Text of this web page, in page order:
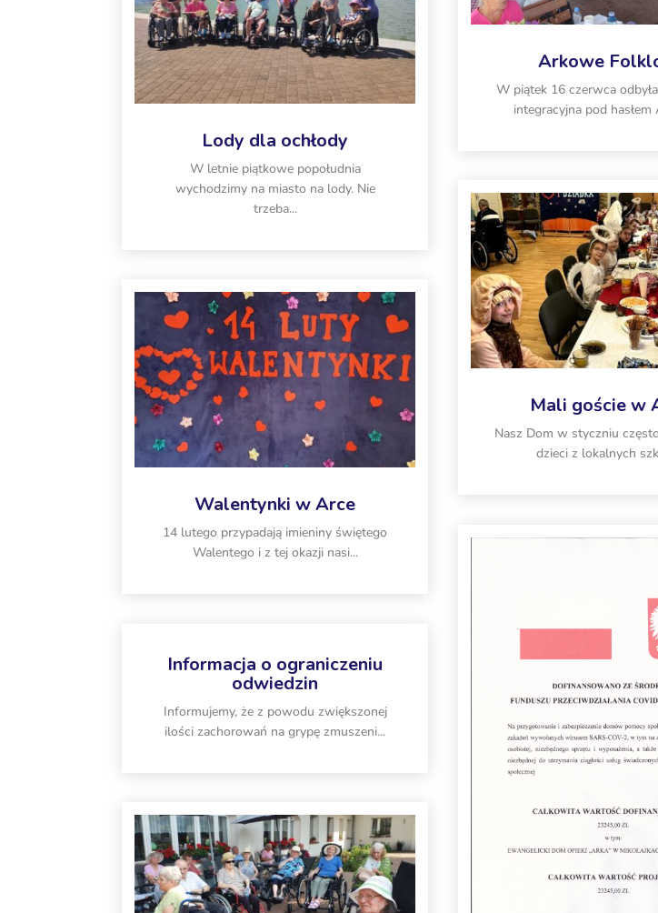
Lody dla ochłody
W letnie piątkowe popołudnia
wychodzimy na miasto na lody. Nie
trzeba...
Walentynki w Arce
14 lutego przypadają imieniny świętego
Walentego i z tej okazji nasi...
Informacja o ograniczeniu
odwiedzin
Informujemy, że z powodu zwiększonej
ilości zachorowań na grypę zmuszeni...
Arkowe
W piątek 16 czerwca
integracyjna pod hasłem
Mali goście w
Nasz Dom w styczniu
dzieci z lokalnych